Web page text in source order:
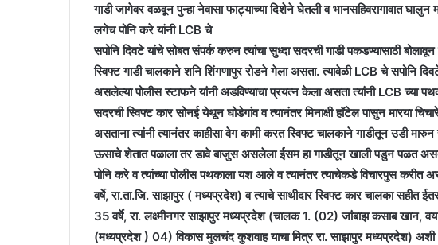
गाडी जागेवर वळवून पुन्हा नेवासा फाट्याच्या दिशेने घेतली व भानसहिवरागावात
लगेच पोनि करे यांनी LCB चे
सपोनि दिवटे यांचे सोबत संपर्क करुन त्यांचा सुध्दा सदरची गाडी पकडण्यासाठी
स्विफ्ट गाडी चालकाने शनि शिंगणापुर रोडने गेला असता. त्यावेळी LCB चे सपोनि
असलेल्या पोलीस स्टाफने यांनी अडविण्याचा प्रयत्न केला असता त्यांनी LCB च्या
सदरची स्विफ्ट कार सोनई येथून घोडेगांव व त्यानंतर मिनाक्षी हॉटेल पासुन मारया
असताना त्यांनी त्यानंतर काहीसा वेग कामी करत स्विफ्ट चालकाने गाडीतून उडी
ऊसाचे शेतात पळाला तर डावे बाजुस असलेला ईसम हा गाडीतून खाली पडुन पळत
पोनि करे व त्यांच्या पोलीस पथकाला यश आले व त्यानंतर त्याचेकडे विचारपुस करीत
वर्षे, रा.ता.जि. साझापुर ( मध्यप्रदेश) व त्याचे साथीदार स्विफ्ट कार चालका सहीत
35 वर्षे, रा. लक्ष्मीनगर साझापुर मध्यप्रदेश (चालक 1. (02) जांबाझ कसाब खान, वय
(मध्यप्रदेश ) 04) विकास मुलचंद कुशवाह याचा मित्र रा. साझापुर मध्यप्रदेश) अशी